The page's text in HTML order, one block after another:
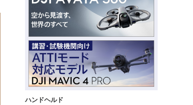
ハンドヘルド